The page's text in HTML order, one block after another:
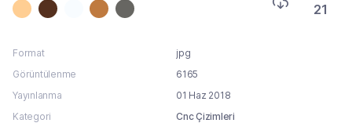
21
Format
jpg
Görüntülenme
6165
Yayınlanma
01 Haz 2018
Kategori
Cnc Çizimleri